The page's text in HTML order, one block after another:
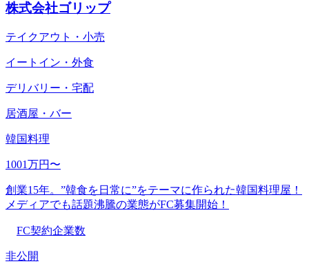
株式会社ゴリップ
テイクアウト・小売
イートイン・外食
デリバリー・宅配
居酒屋・バー
韓国料理
1001万円〜
創業15年。”韓食を日常に”をテーマに作られた韓国料理屋！
メディアでも話題沸騰の業態がFC募集開始！
FC契約企業数
非公開